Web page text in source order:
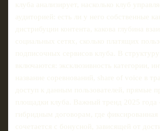
клуба анализирует, насколько клуб
аудиторией: есть ли у него собственные
дистрибуции контента, какова глубина
социальных сетях, сколько платящих
подписочных сервисов клуба. В
включаются: эксклюзивность категории,
название соревнований, share of voice в
доступ к данным пользователей, прямые
площадки клуба. Важный тренд 2025 года
гибридным договорам, где фиксированная
сочетается с бонусной, зависящей от